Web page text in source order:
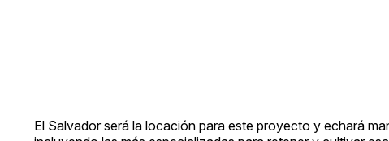
El Salvador será la locación para este proyecto y echará